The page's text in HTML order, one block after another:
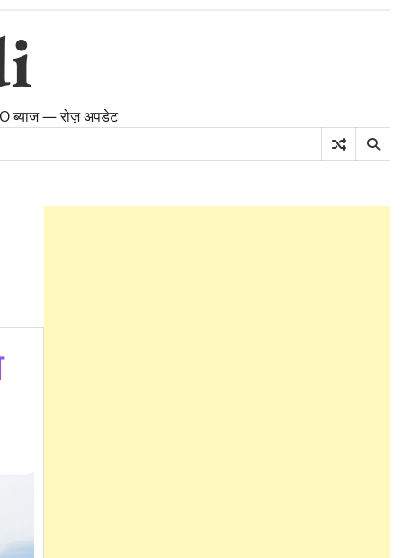
ब्याज — रोज़ अपडेट